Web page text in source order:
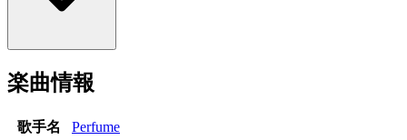
楽曲情報
歌手名
Perfume